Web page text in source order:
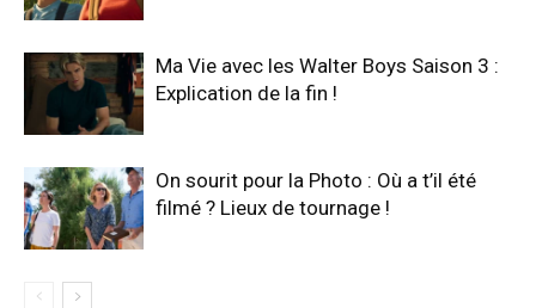
Ma Vie avec les Walter Boys Saison 3 :
Explication de la fin !
On sourit pour la Photo : Où a t’il été
filmé ? Lieux de tournage !